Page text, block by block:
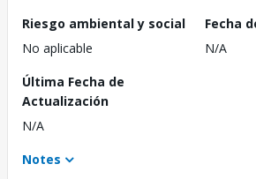
Riesgo ambiental y social
No aplicable
Fecha
N/A
Última Fecha de
Actualización
N/A
Notes